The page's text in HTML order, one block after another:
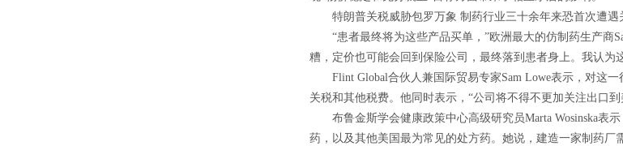
特朗普关税威胁包罗万象 制药行业三十余年来恐首次遭遇
“患者最终将为这些产品买单，”欧洲最大的仿制药生产商
糟，定价也可能会回到保险公司，最终落到患者身上。我认为
Flint Global合伙人兼国际贸易专家Sam Lowe表示，对这一
关税和其他税费。他同时表示，“公司将不得不更加关注出口到
布鲁金斯学会健康政策中心高级研究员Marta Wosinska表
药，以及其他美国最为常见的处方药。她说，建造一家制药厂